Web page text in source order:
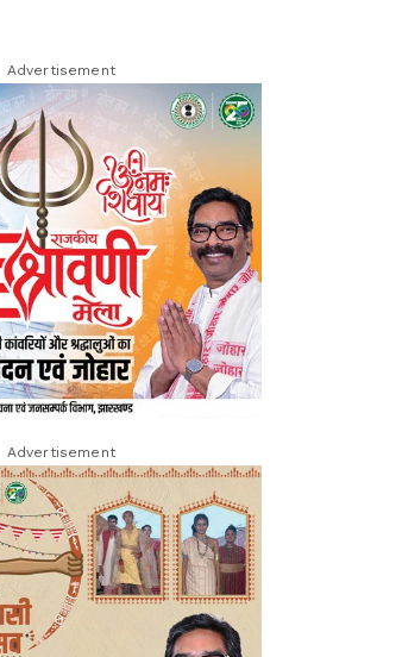
Advertisement
Advertisement